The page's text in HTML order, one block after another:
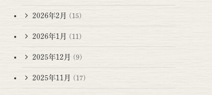
2026年2月 (15)
2026年1月 (11)
2025年12月 (9)
2025年11月 (17)